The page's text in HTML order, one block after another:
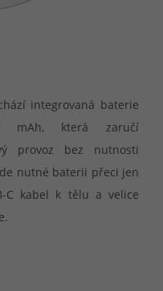
integrovaná baterie
mAh, která zaručí
provoz bez nutnosti
nutné baterii přeci jen
C kabel k tělu a velice